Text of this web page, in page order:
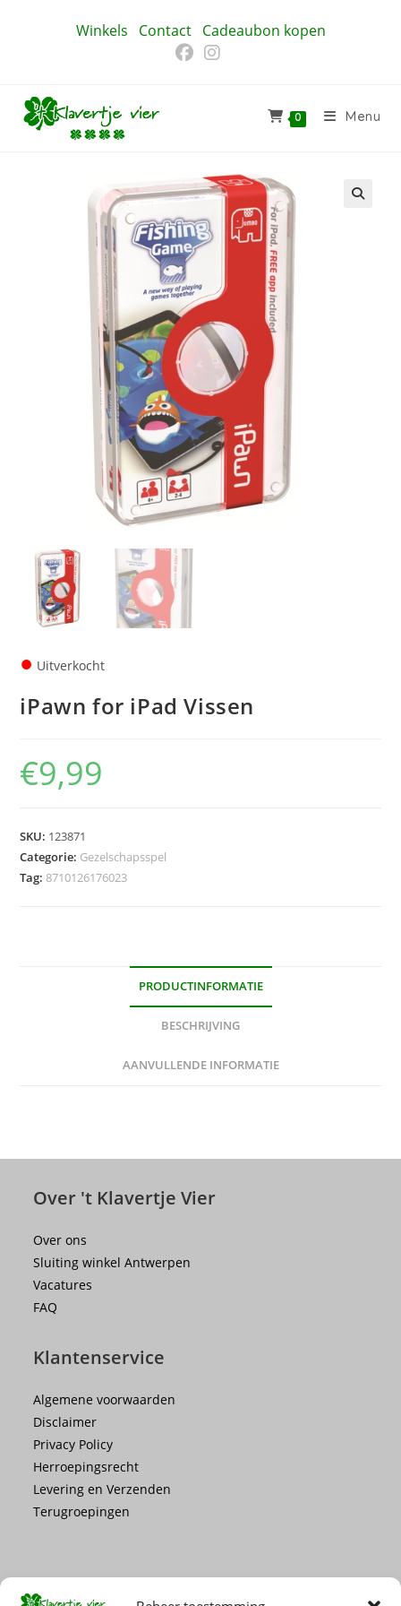
Winkels Contact Cadeaubon kopen
0 Menu
● Uitverkocht
iPawn for iPad Vissen
€9,99
SKU: 123871
Categorie: Gezelschapsspel
Tag:8710126176023
PRODUCTINFORMATIE
BESCHRIJVING
AANVULLENDE INFORMATIE
Over 't Klavertje Vier
Over ons
Sluiting winkel Antwerpen
Vacatures
FAQ
Klantenservice
Algemene voorwaarden
Disclaimer
Privacy Policy
Herroepingsrecht
Levering en Verzenden
Terugroepingen